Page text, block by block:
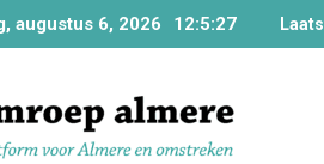
augustus 6, 2026 12:5:28